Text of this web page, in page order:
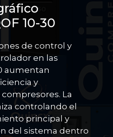
10-30
de control y
en las
aumentan
y
La
controlando el
principal y
del sistema dentro